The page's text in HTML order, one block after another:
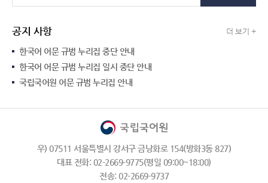
공지 사항 더 보기 +
한국어 어문 규범 누리집 중단 안내
한국어 어문 규범 누리집 일시 중단 안내
국립국어원 어문 규범 누리집 안내
우) 07511 서울특별시 강서구 금낭화로 154(방화3동 827)
대표 전화: 02-2669-9775(평일 09:00~18:00)
전송: 02-2669-9737